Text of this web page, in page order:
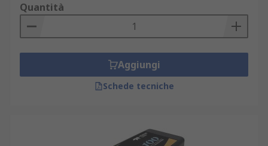
Quantità
Aggiungi
Schede tecniche